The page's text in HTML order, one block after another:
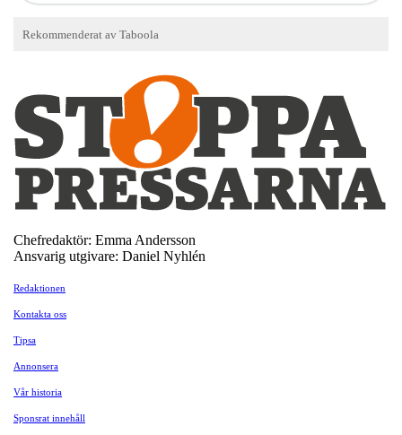
Chefredaktör: Emma Andersson
Ansvarig utgivare: Daniel Nyhlén
Redaktionen
Kontakta oss
Tipsa
Annonsera
Vår historia
Sponsrat innehåll